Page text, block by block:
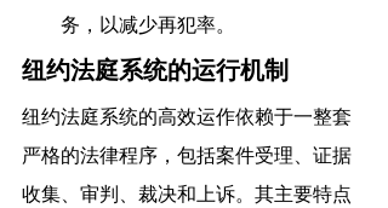
务，以减少再犯率。
纽约法庭系统的运行机制
纽约法庭系统的高效运作依赖于一整套
严格的法律程序，包括案件受理、证据
收集、审判、裁决和上诉。其主要特点